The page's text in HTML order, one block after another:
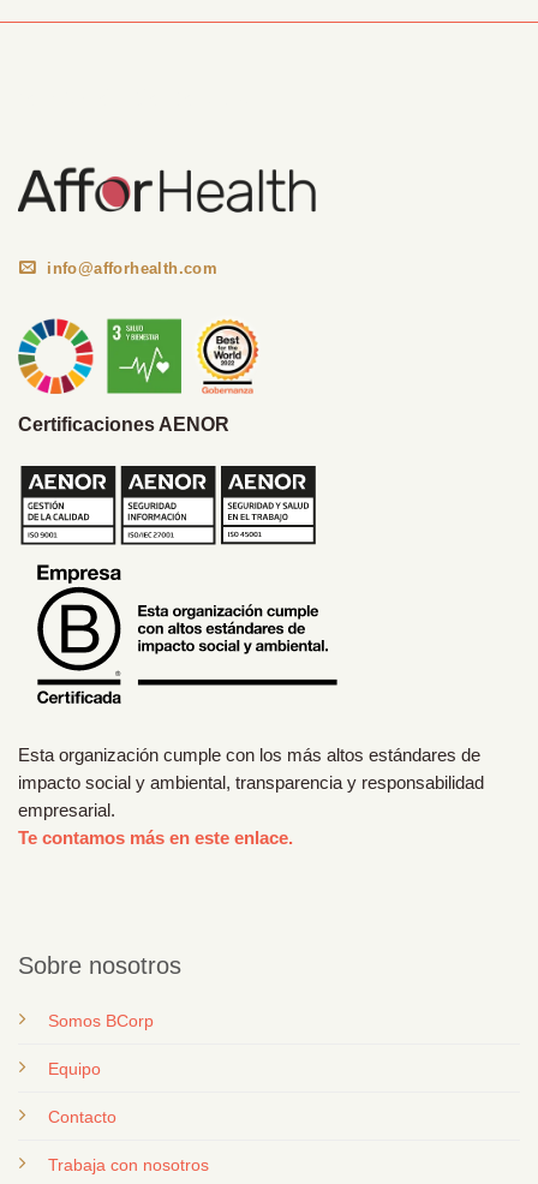
info@afforhealth.com
Certificaciones AENOR
Esta organización cumple con los más altos estándares de
impacto social y ambiental, transparencia y responsabilidad
empresarial.
Te contamos más en este enlace.
Sobre nosotros
Somos BCorp
Equipo
Contacto
Trabaja con nosotros